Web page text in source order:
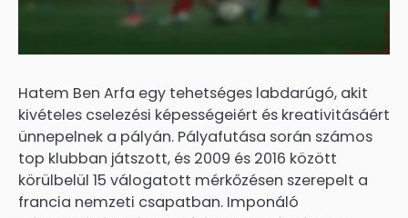
Hatem Ben Arfa egy tehetséges labdarúgó, akit
kivételes cselezési képességeiért és kreativitásáért
ünnepelnek a pályán. Pályafutása során számos
top klubban játszott, és 2009 és 2016 között
körülbelül 15 válogatott mérkőzésen szerepelt a
francia nemzeti csapatban. Imponáló